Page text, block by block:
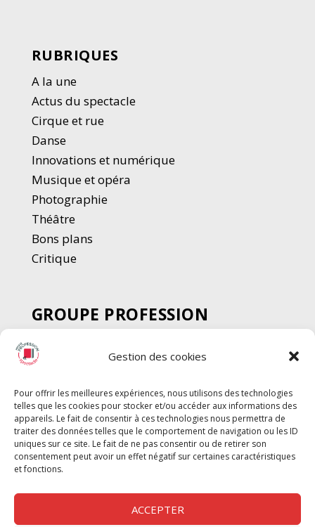
Gestion des cookies
Pour offrir les meilleures expériences, nous utilisons des technologies
telles que les cookies pour stocker et/ou accéder aux informations des
appareils. Le fait de consentir à ces technologies nous permettra de
traiter des données telles que le comportement de navigation ou les ID
uniques sur ce site. Le fait de ne pas consentir ou de retirer son
consentement peut avoir un effet négatif sur certaines caractéristiques
et fonctions.
ACCEPTER
RUBRIQUES
A la une
Actus du spectacle
Cirque et rue
Danse
Innovations et numérique
Musique et opéra
Photographie
Théâtre
Bons plans
Critique
GROUPE PROFESSION
SPECTACLE
Chèque Intermittents
Chèque Compta
Chèque Emploi Spectacle
G-Pods
Profession Audio-visuel